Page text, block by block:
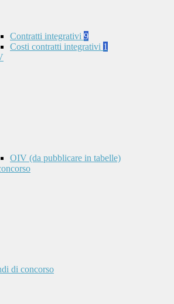
Contratti integrativi 9
Costi contratti integrativi 1
OIV (da pubblicare in tabelle)
di concorso